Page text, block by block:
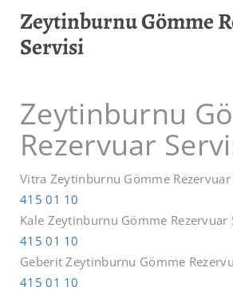
Zeytinburnu Gömme
Servisi
Zeytinburnu
Rezervuar
Vitra Zeytinburnu Gömme
415 01 10
Kale Zeytinburnu Gömme Rezervuar
415 01 10
Geberit Zeytinburnu Gömme
415 01 10